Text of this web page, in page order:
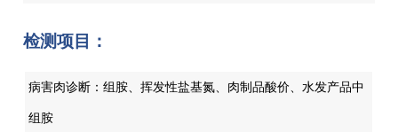
检测项目：
病害肉诊断：组胺、挥发性盐基氮、肉制品酸价、水发产品中
组胺